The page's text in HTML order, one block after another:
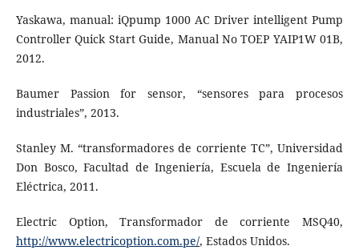
Yaskawa, manual: iQpump 1000 AC Driver intelligent Pump
Controller Quick Start Guide, Manual No TOEP YAIP1W 01B,
2012.
Baumer Passion for sensor, “sensores para procesos
industriales”, 2013.
Stanley M. “transformadores de corriente TC”, Universidad
Don Bosco, Facultad de Ingeniería, Escuela de Ingeniería
Eléctrica, 2011.
Electric Option, Transformador de corriente MSQ40,
http://www.electricoption.com.pe/, Estados Unidos.